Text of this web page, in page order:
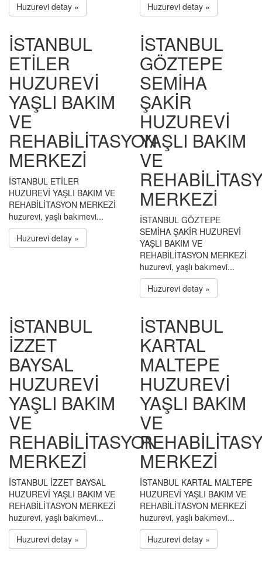
Huzurevi detay »
Huzurevi detay »
İSTANBUL
ETİLER
HUZUREVİ
YAŞLI BAKIM
VE
REHABİLİTASYON
MERKEZİ
İSTANBUL ETİLER
HUZUREVİ YAŞLI BAKIM VE
REHABİLİTASYON MERKEZİ
huzurevi, yaşlı bakımevi...
Huzurevi detay »
İSTANBUL
GÖZTEPE
SEMİHA
ŞAKİR
HUZUREVİ
YAŞLI BAKIM
VE
MERKEZİ
İSTANBUL GÖZTEPE
SEMİHA ŞAKİR HUZUREVİ
YAŞLI BAKIM VE
REHABİLİTASYON MERKEZİ
huzurevi, yaşlı bakımevi...
Huzurevi detay »
İSTANBUL
İZZET
BAYSAL
HUZUREVİ
YAŞLI BAKIM
VE
REHABİLİTASYON
MERKEZİ
İSTANBUL İZZET BAYSAL
HUZUREVİ YAŞLI BAKIM VE
REHABİLİTASYON MERKEZİ
huzurevi, yaşlı bakımevi...
Huzurevi detay »
İSTANBUL
KARTAL
MALTEPE
HUZUREVİ
YAŞLI BAKIM
VE
MERKEZİ
İSTANBUL KARTAL MALTEPE
HUZUREVİ YAŞLI BAKIM VE
REHABİLİTASYON MERKEZİ
huzurevi, yaşlı bakımevi...
Huzurevi detay »